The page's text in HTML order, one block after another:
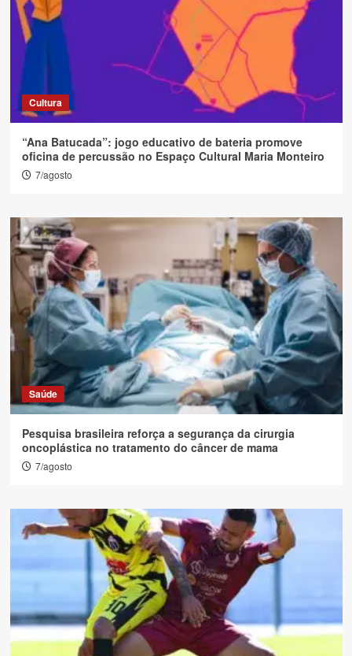
Cultura
“Ana Batucada”: jogo educativo de bateria promove
oficina de percussão no Espaço Cultural Maria Monteiro
7/agosto
Saúde
Pesquisa brasileira reforça a segurança da cirurgia
oncoplástica no tratamento do câncer de mama
7/agosto